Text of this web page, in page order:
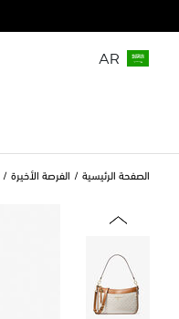
AR
الصفحة الرئيسية الفرصة الأخيرة